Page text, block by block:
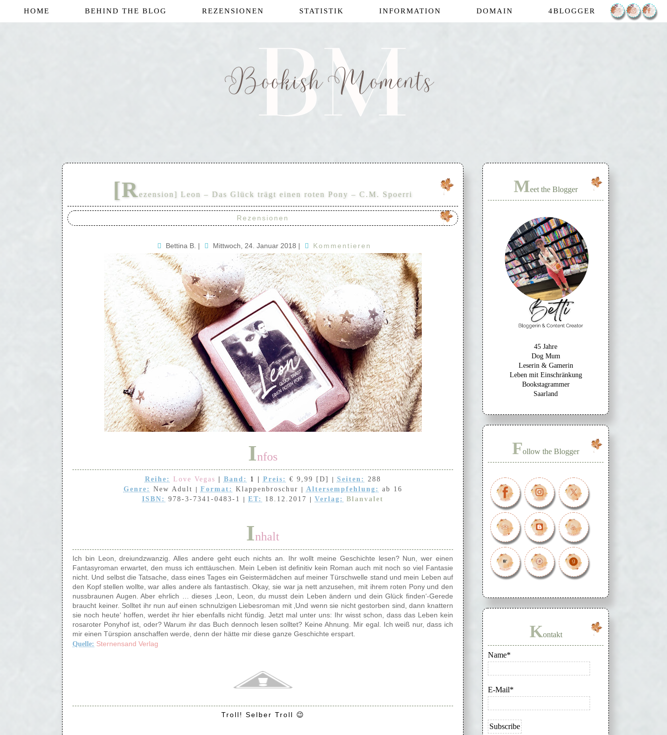
HOME BEHIND THE BLOG REZENSIONEN STATISTIK INFORMATION DOMAIN 4BLOGGER
[Rezension] Leon – Das Glück trägt einen roten Pony – C.M. Spoerri
Rezensionen
Bettina B. | Mittwoch, 24. Januar 2018 | Kommentieren
Infos
Reihe: Love Vegas | Band: 1 | Preis: € 9,99 [D] | Seiten:
288
Genre: New Adult | Format: Klappenbroschur | Altersempfehlung: ab 16
ISBN: 978-3-7341-0483-1 | ET: 18.12.2017 | Verlag: Blanvalet
Inhalt
Ich bin Leon, dreiundzwanzig. Alles andere geht euch nichts an. Ihr wollt meine Geschichte lesen? Nun, wer einen
Fantasyroman erwartet, den muss ich enttäuschen. Mein Leben ist definitiv kein Roman auch mit noch so viel Fantasie
nicht. Und selbst die Tatsache, dass eines Tages ein Geistermädchen auf meiner Türschwelle stand und mein Leben auf
den Kopf stellen wollte, war alles andere als fantastisch. Okay, sie war ja nett anzusehen, mit ihrem roten Pony und den
nussbraunen Augen. Aber ehrlich … dieses ‚Leon, Leon, du musst dein Leben ändern und dein Glück finden‘-Gerede
braucht keiner. Solltet ihr nun auf einen schnulzigen Liebesroman mit ‚Und wenn sie nicht gestorben sind, dann knattern
sie noch heute‘ hoffen, werdet ihr hier ebenfalls nicht fündig. Jetzt mal unter uns: Ihr wisst schon, dass das Leben kein
rosaroter Ponyhof ist, oder? Warum ihr das Buch dennoch lesen solltet? Keine Ahnung. Mir egal. Ich weiß nur, dass ich
mir einen Türspion anschaffen werde, denn der hätte mir diese ganze Geschichte erspart.
Quelle: Sternensand Verlag
Troll! Selber Troll 😉
Meet the Blogger
45 Jahre
Dog Mum
Leserin & Gamerin
Leben mit Einschränkung
Bookstagrammer
Saarland
Follow the Blogger
Kontakt
Name*
E-Mail*